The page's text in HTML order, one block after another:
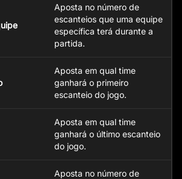
Aposta no número de
escanteios que uma equipe
específica terá durante a
partida.
Aposta em qual time
ganhará o primeiro
escanteio do jogo.
Aposta em qual time
ganhará o último escanteio
do jogo.
Aposta no número de